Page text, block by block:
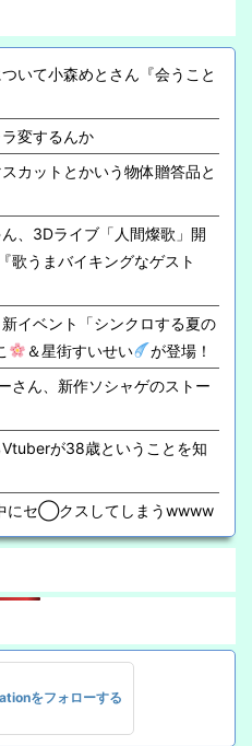
いて小森めとさん『会うこと
ラ変するんか
カットとかいう物体贈答品と
ん、3Dライブ「人間燦歌」開
歌うまバイキングなゲスト
新イベント「シンクロする夏の
＆星街すいせい
が登場！
さん、新作ソシャゲのストー
Vtuberが38歳ということを知
にセ◯クスしてしまうwwww
をフォローする